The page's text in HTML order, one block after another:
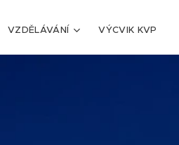
VZDĚLÁVÁNÍ VÝCVIK KVP